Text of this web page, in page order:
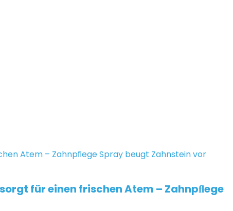
für einen frischen Atem – Zahnpﬂege